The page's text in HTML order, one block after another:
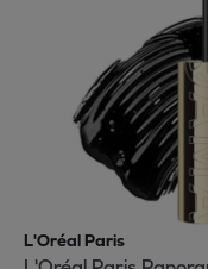
L'Oréal Paris